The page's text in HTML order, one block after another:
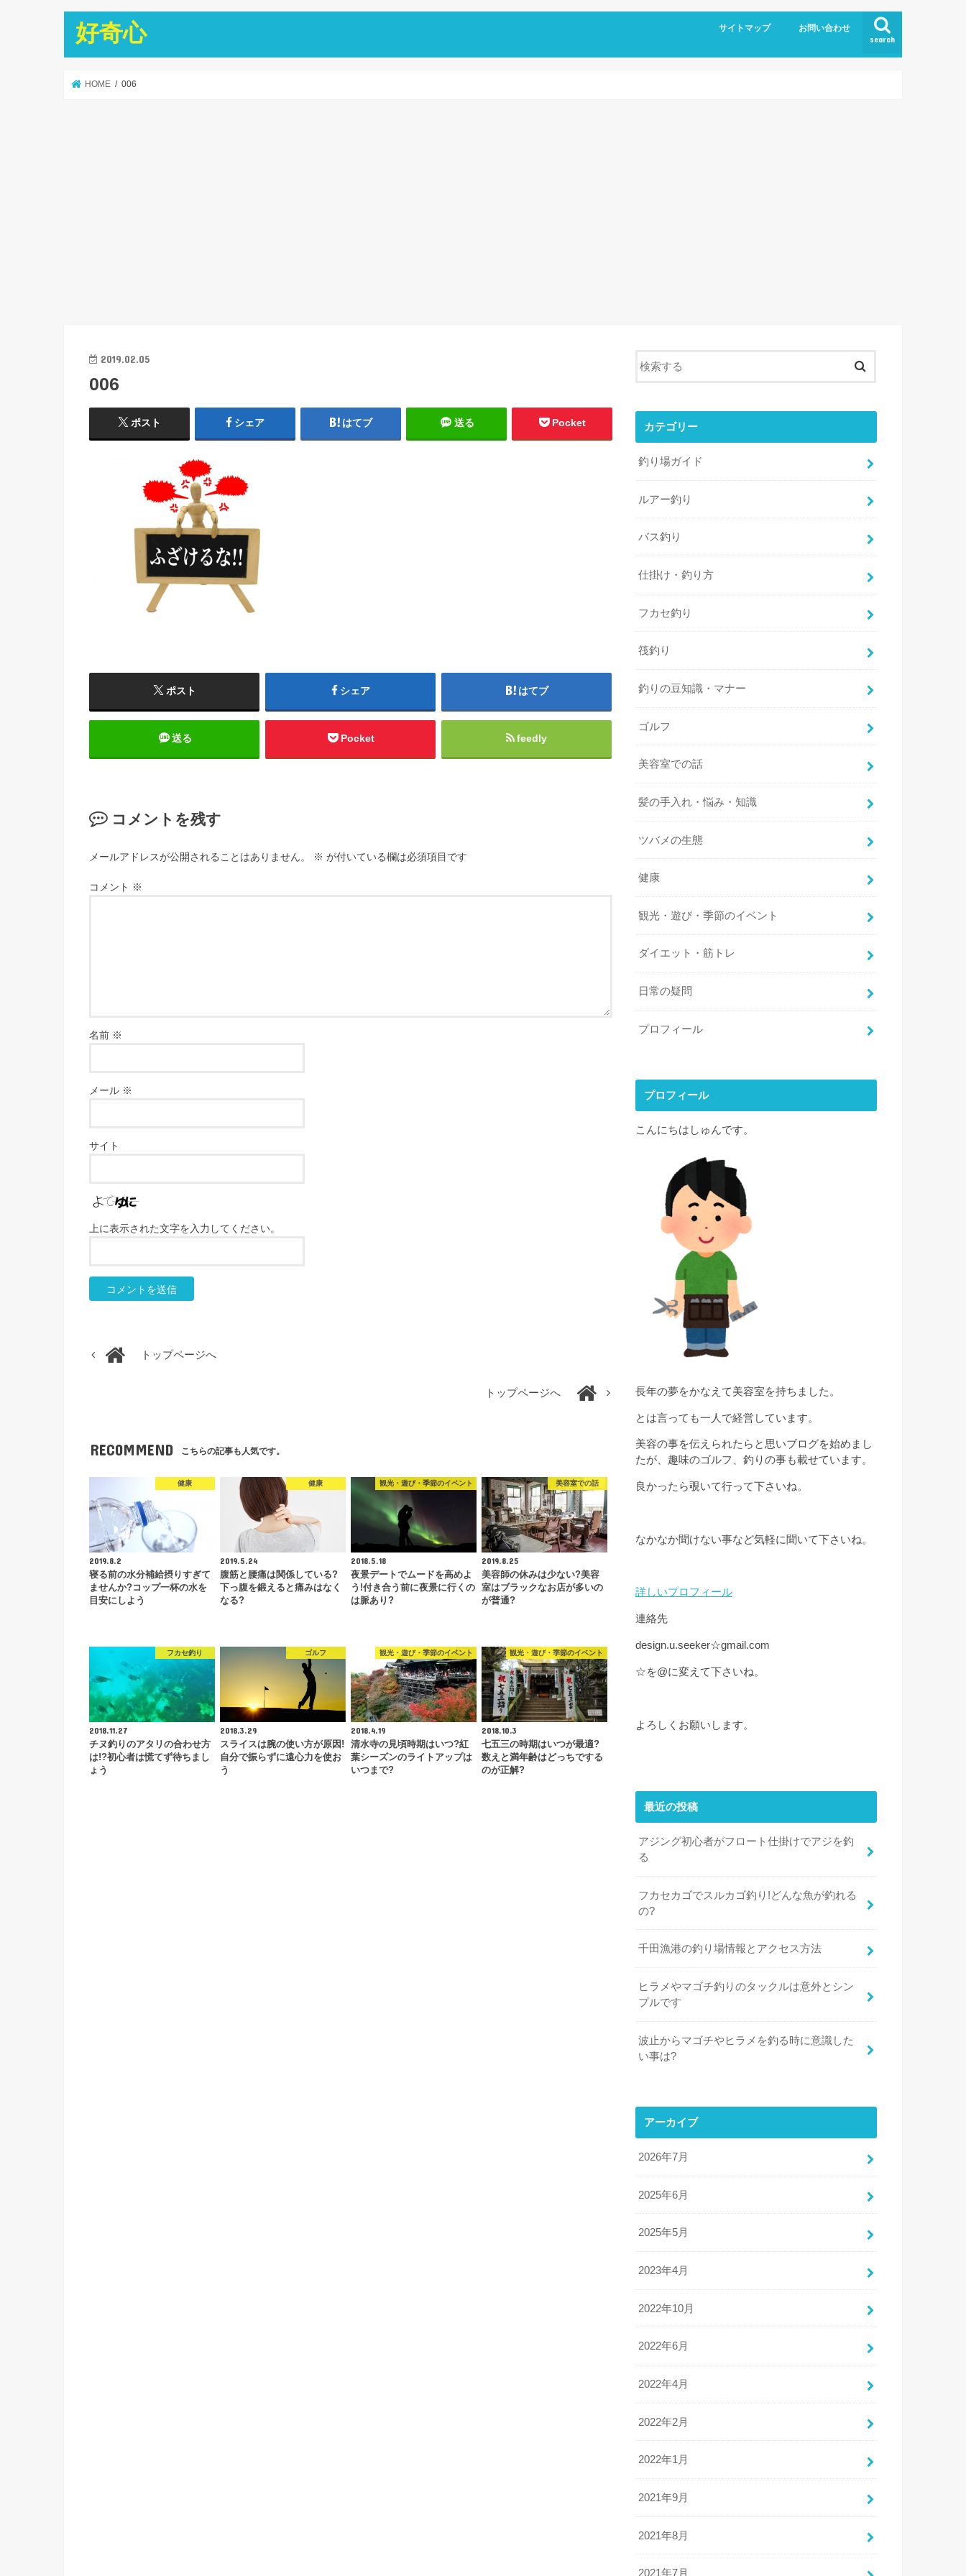
好奇心 search
サイトマップ お問い合わせ
HOME 006
2019.02.05
006
ポスト シェア はてブ 送る Pocket
ポスト シェア はてブ
送る Pocket feedly
コメントを残す
メールアドレスが公開されることはありません。 ※ が付いている欄は必須項目です
コメント ※
名前 ※
メール ※
サイト
上に表示された文字を入力してください。
トップページへ
トップページへ
RECOMMEND こちらの記事も人気です。
健康
2019.8.2
寝る前の水分補給摂りすぎて
ませんか?コップ一杯の水を
目安にしよう
健康
2019.5.24
腹筋と腰痛は関係している?
下っ腹を鍛えると痛みはなく
なる?
観光・遊び・季節のイベント
2018.5.18
夜景デートでムードを高めよ
う!付き合う前に夜景に行くの
は脈あり?
美容室での話
2019.8.25
美容師の休みは少ない?美容
室はブラックなお店が多いの
が普通?
フカセ釣り
2018.11.27
チヌ釣りのアタリの合わせ方
は!?初心者は慌てず待ちまし
ょう
ゴルフ
2018.3.29
スライスは腕の使い方が原因!
自分で振らずに遠心力を使お
う
観光・遊び・季節のイベント
2018.4.19
清水寺の見頃時期はいつ?紅
葉シーズンのライトアップは
いつまで?
観光・遊び・季節のイベント
2018.10.3
七五三の時期はいつが最適?
数えと満年齢はどっちでする
のが正解?
カテゴリー
釣り場ガイド
ルアー釣り
バス釣り
仕掛け・釣り方
フカセ釣り
筏釣り
釣りの豆知識・マナー
ゴルフ
美容室での話
髪の手入れ・悩み・知識
ツバメの生態
健康
観光・遊び・季節のイベント
ダイエット・筋トレ
日常の疑問
プロフィール
プロフィール
こんにちはしゅんです。
長年の夢をかなえて美容室を持ちました。
とは言っても一人で経営しています。
美容の事を伝えられたらと思いブログを始めまし
たが、趣味のゴルフ、釣りの事も載せています。
良かったら覗いて行って下さいね。
なかなか聞けない事など気軽に聞いて下さいね。
詳しいプロフィール
連絡先
design.u.seeker☆gmail.com
☆を@に変えて下さいね。
よろしくお願いします。
最近の投稿
アジング初心者がフロート仕掛けでアジを釣
る
フカセカゴでスルカゴ釣り!どんな魚が釣れる
の?
千田漁港の釣り場情報とアクセス方法
ヒラメやマゴチ釣りのタックルは意外とシン
プルです
波止からマゴチやヒラメを釣る時に意識した
い事は?
アーカイブ
2026年7月
2025年6月
2025年5月
2023年4月
2022年10月
2022年6月
2022年4月
2022年2月
2022年1月
2021年9月
2021年8月
2021年7月